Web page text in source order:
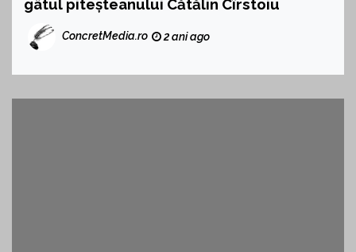
gâtul piteșteanului Cătălin Cîrstoiu
ConcretMedia.ro 2 ani ago